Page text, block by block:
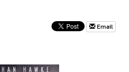
Email